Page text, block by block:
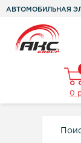
АВТОМОБИЛЬНАЯ
0